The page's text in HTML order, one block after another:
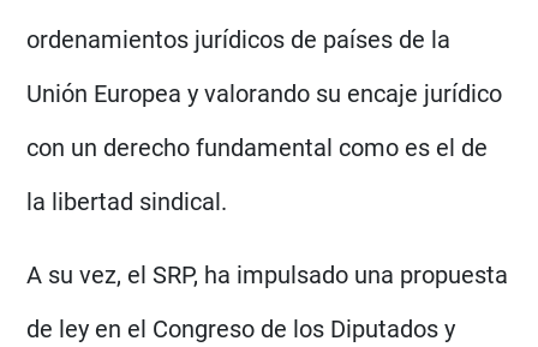
ordenamientos jurídicos de países de la
Unión Europea y valorando su encaje jurídico
con un derecho fundamental como es el de
la libertad sindical.
A su vez, el SRP, ha impulsado una propuesta
de ley en el Congreso de los Diputados y